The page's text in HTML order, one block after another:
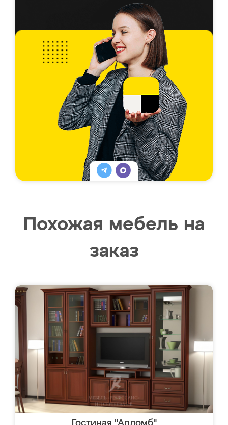
Похожая мебель на
заказ